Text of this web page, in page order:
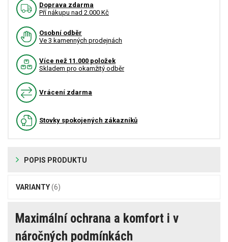
Doprava zdarma
Pří nákupu nad 2.000 Kč
Osobní odběr
Ve 3 kamenných prodejnách
Více než 11.000 položek
Skladem pro okamžitý odběr
Vrácení zdarma
Stovky spokojených zákazníků
POPIS PRODUKTU
VARIANTY(6)
Maximální ochrana a komfort i v
náročných podmínkách